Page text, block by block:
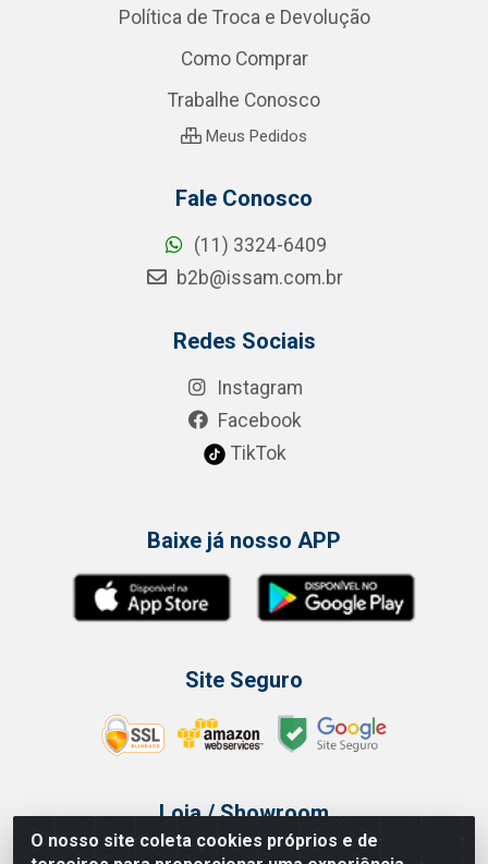
O nosso site coleta cookies próprios e de
Política de Troca e Devolução
Como Comprar
Trabalhe Conosco
Meus Pedidos
Fale Conosco
(11) 3324-6409
b2b@issam.com.br
Redes Sociais
Instagram
Facebook
TikTok
Baixe já nosso APP
Site Seguro
Loja / Showroom
Tel.: (11) 3314 6400